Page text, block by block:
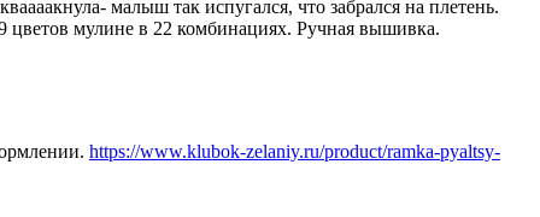
малыш так испугался, что забрался на плетень.
цветов мулине в 22 комбинациях. Ручная вышивка.
https://www.klubok-zelaniy.ru/product/ramka-pyaltsy-